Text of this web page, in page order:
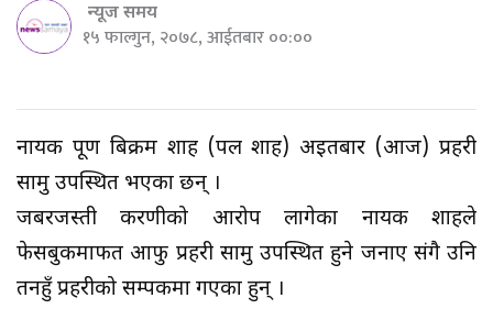
न्यूज समय
१५ फाल्गुन, २०७८, आईतबार ००:००
नायक पूर्ण बिक्रम शाह (पल शाह) अईतबार (आज) प्रहरी
सामु उपस्थित भएका छन् ।
जबरजस्ती करणीको आरोप लागेका नायक शाहले
फेसबुकमार्फत आफु प्रहरी सामु उपस्थित हुने जनाए संगै उनि
तनहुँ प्रहरीको सम्पर्कमा गएका हुन् ।